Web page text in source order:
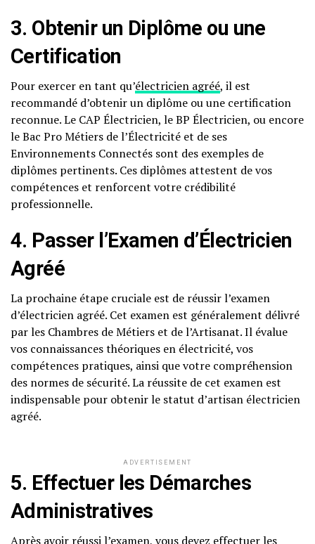
3. Obtenir un Diplôme ou une
Certification
Pour exercer en tant qu’électricien agréé, il est
recommandé d’obtenir un diplôme ou une certification
reconnue. Le CAP Électricien, le BP Électricien, ou encore
le Bac Pro Métiers de l’Électricité et de ses
Environnements Connectés sont des exemples de
diplômes pertinents. Ces diplômes attestent de vos
compétences et renforcent votre crédibilité
professionnelle.
4. Passer l’Examen d’Électricien
Agréé
La prochaine étape cruciale est de réussir l’examen
d’électricien agréé. Cet examen est généralement délivré
par les Chambres de Métiers et de l’Artisanat. Il évalue
vos connaissances théoriques en électricité, vos
compétences pratiques, ainsi que votre compréhension
des normes de sécurité. La réussite de cet examen est
indispensable pour obtenir le statut d’artisan électricien
agréé.
ADVERTISEMENT
5. Effectuer les Démarches
Administratives
Après avoir réussi l’examen, vous devez effectuer les